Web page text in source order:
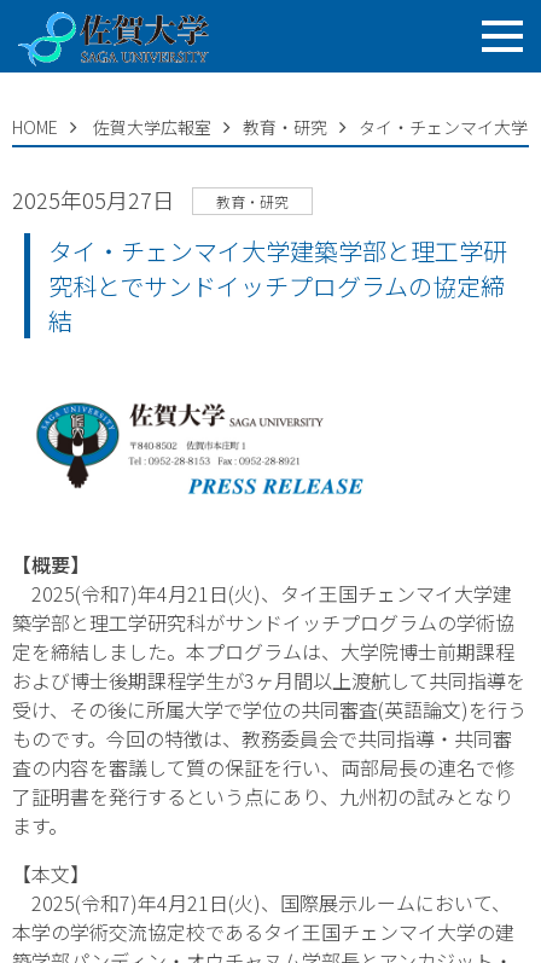
HOME 佐賀大学広報室 教育・研究 タイ・チェンマイ大学
2025年05月27日 教育・研究
タイ・チェンマイ大学建築学部と理工学研
究科とでサンドイッチプログラムの協定締
結
【概要】
2025(令和7)年4月21日(火)、タイ王国チェンマイ大学建
築学部と理工学研究科がサンドイッチプログラムの学術協
定を締結しました。本プログラムは、大学院博士前期課程
および博士後期課程学生が3ヶ月間以上渡航して共同指導を
受け、その後に所属大学で学位の共同審査(英語論文)を行う
ものです。今回の特徴は、教務委員会で共同指導・共同審
査の内容を審議して質の保証を行い、両部局長の連名で修
了証明書を発行するという点にあり、九州初の試みとなり
ます。
【本文】
2025(令和7)年4月21日(火)、国際展示ルームにおいて、
本学の学術交流協定校であるタイ王国チェンマイ大学の建